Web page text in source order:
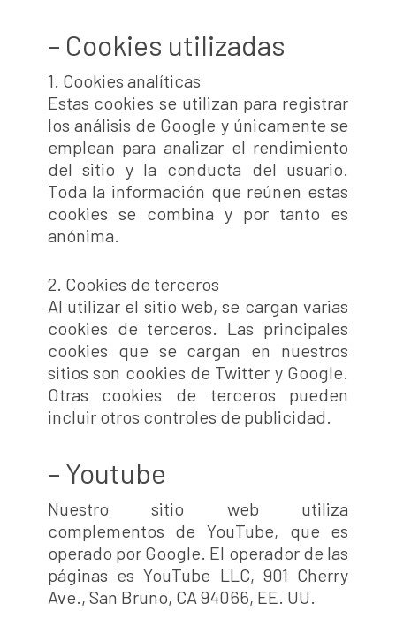
– Cookies utilizadas
1. Cookies analíticas
Estas cookies se utilizan para registrar
los análisis de Google y únicamente se
emplean para analizar el rendimiento
del sitio y la conducta del usuario.
Toda la información que reúnen estas
cookies se combina y por tanto es
anónima.
2. Cookies de terceros
Al utilizar el sitio web, se cargan varias
cookies de terceros. Las principales
cookies que se cargan en nuestros
sitios son cookies de Twitter y Google.
Otras cookies de terceros pueden
incluir otros controles de publicidad.
– Youtube
Nuestro sitio web utiliza
complementos de YouTube, que es
operado por Google. El operador de las
páginas es YouTube LLC, 901 Cherry
Ave., San Bruno, CA 94066, EE. UU.